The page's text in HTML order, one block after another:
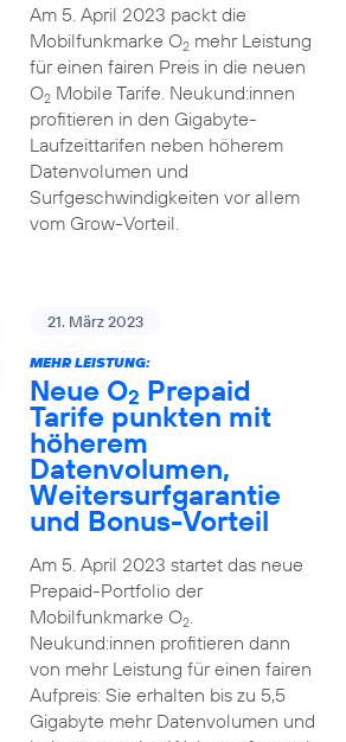
Am 5. April 2023 packt die
Mobilfunkmarke O2mehr Leistung
für einen fairen Preis in die neuen
O2Mobile Tarife. Neukund:innen
profitieren in den Gigabyte-
Laufzeittarifen neben höherem
Datenvolumen und
Surfgeschwindigkeiten vor allem
vom Grow-Vorteil.
21. März 2023
MEHR LEISTUNG:
Neue O2 Prepaid
Tarife punkten mit
höherem
Datenvolumen,
Weitersurfgarantie
und Bonus-Vorteil
Am 5. April 2023 startet das neue
Prepaid-Portfolio der
Mobilfunkmarke O2.
Neukund:innen profitieren dann
von mehr Leistung für einen fairen
Aufpreis: Sie erhalten bis zu 5,5
Gigabyte mehr Datenvolumen und